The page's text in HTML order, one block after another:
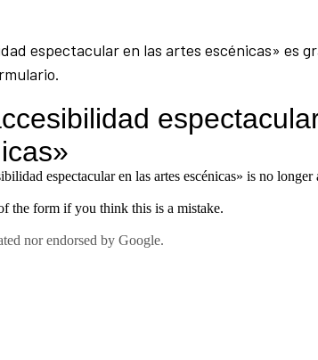
espectacular en las artes escénicas» es